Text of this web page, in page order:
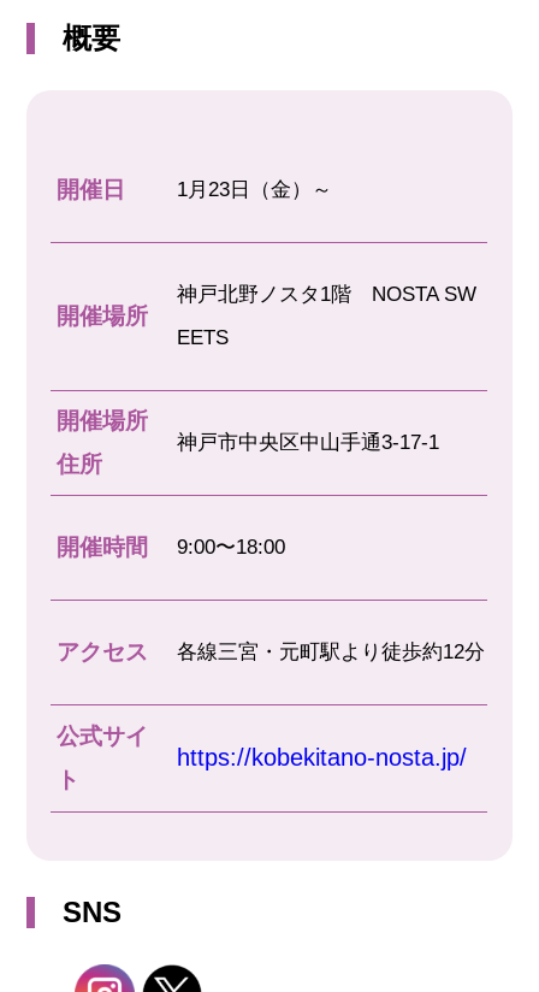
概要
開催日 1月23日（金）～
開催場所
神戸北野ノスタ1階 NOSTA SW
EETS
開催場所
住所
神戸市中央区中山手通3-17-1
開催時間 9:00〜18:00
アクセス 各線三宮・元町駅より徒歩約12分
公式サイ
ト
https://kobekitano-nosta.jp/
SNS